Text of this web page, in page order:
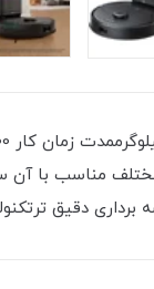
برداری دقیق